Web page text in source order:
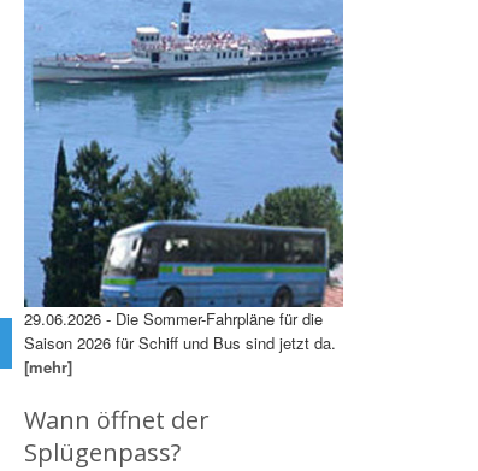
29.06.2026 - Die Sommer-Fahrpläne für die
Saison 2026 für Schiff und Bus sind jetzt da.
[mehr]
Wann öffnet der
Splügenpass?